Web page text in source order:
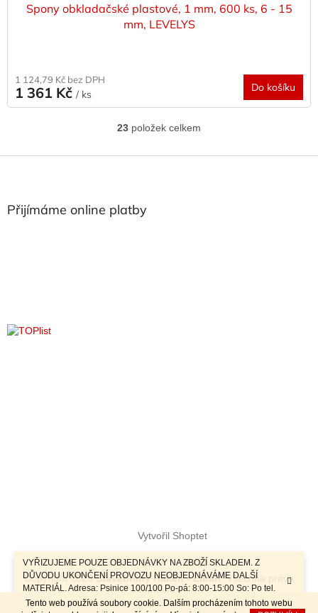
Tento web používá soubory cookie. Dalším procházením tohoto webu
VYŘIZUJEME POUZE OBJEDNÁVKY NA ZBOŽÍ SKLADEM. Z
DŮVODU UKONČENÍ PROVOZU NEOBJEDNÁVÁME DALŠÍ
MATERIÁL. Adresa: Psinice 100/100 Po-pá: 8:00-15:00 So: Po tel.
dohodě Sobotní prodej a závozy materiálu po telefonické dohodě.
Spony obkladačské plastové, 1 mm, 600 ks, 6 - 15
mm, LEVELYS
1 124,79 Kč bez DPH
1 361 Kč / ks
Do košíku
O
l
23 položek celkem
Z
Přijímáme online platby
Vytvořil Shoptet
Copyright 2026Stavebniny Haken - Libáň. Všechna práva
vyhrazena.